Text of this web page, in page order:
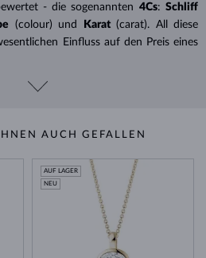
- die sogenannten 4Cs: Schliff
(colour) und Karat (carat). All diese
Einfluss auf den Preis eines
AUCH GEFALLEN
AUF LAGER
NEU